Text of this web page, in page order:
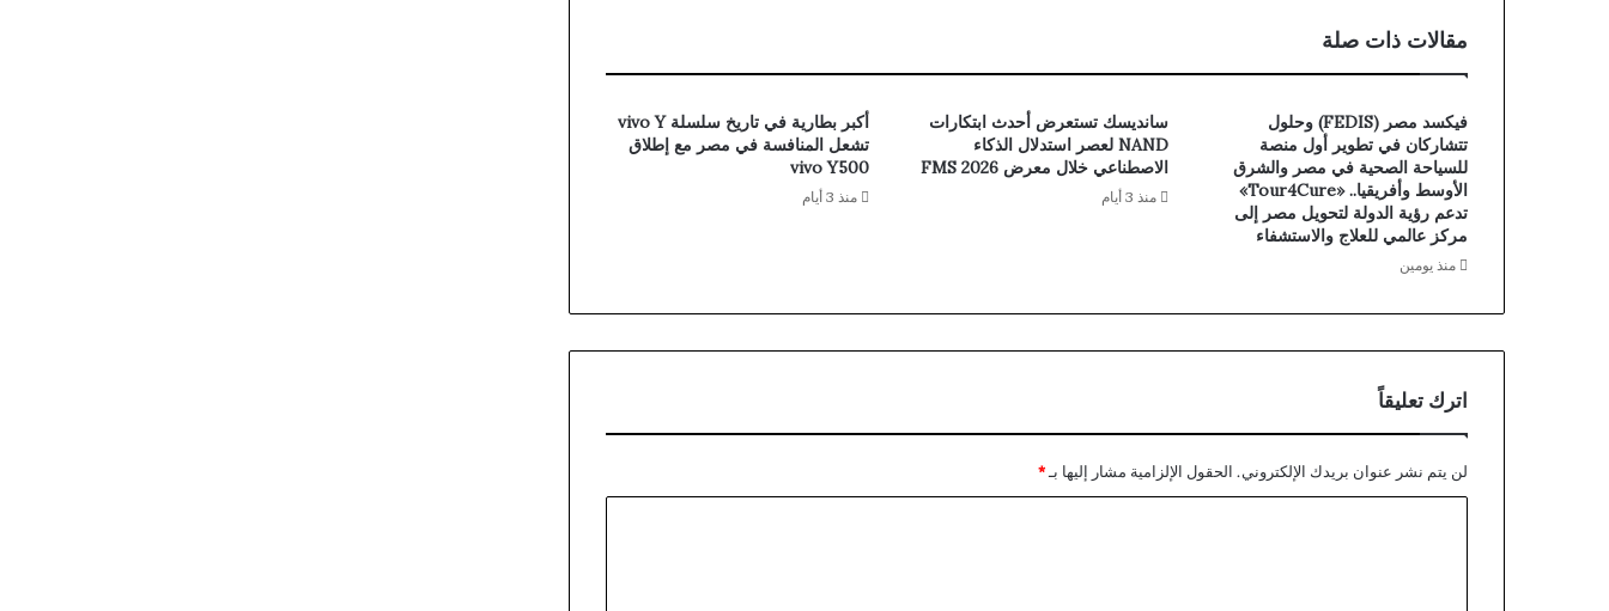
مقالات ذات صلة
فيكسد مصر (FEDIS) وحلول
تتشاركان في تطوير أول منصة
للسياحة الصحية في مصر والشرق
الأوسط وأفريقيا.. «Tour4Cure»
تدعم رؤية الدولة لتحويل مصر إلى
مركز عالمي للعلاج والاستشفاء
منذ يومين
سانديسك تستعرض أحدث ابتكارات
NAND لعصر استدلال الذكاء
الاصطناعي خلال معرض FMS 2026
منذ 3 أيام
أكبر بطارية في تاريخ سلسلة vivo Y
تشعل المنافسة في مصر مع إطلاق
vivo Y500
منذ 3 أيام
اترك تعليقاً
لن يتم نشر عنوان بريدك الإلكتروني. الحقول الإلزامية مشار إليها بـ*